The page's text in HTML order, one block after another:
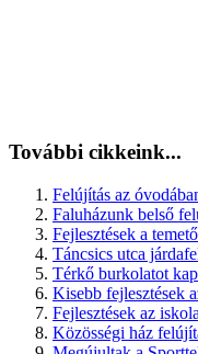
További cikkeink...
Felújítás az
Faluházunk belső
Fejlesztések a
Táncsics utca
Térkő burkolatot
Kisebb fejlesztések
Fejlesztések az
Közösségi ház